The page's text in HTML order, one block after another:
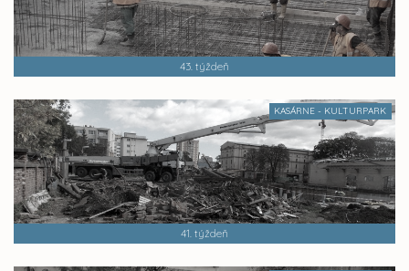
43. týždeň
KASÁRNE - KULTURPARK
41. týždeň